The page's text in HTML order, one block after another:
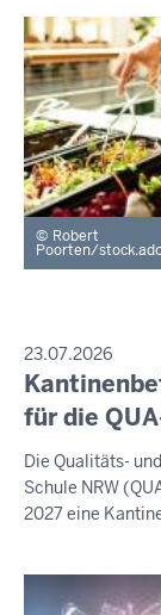
Robert
Poorten/
23.07.2026
Sonntag,
9.
2026
-
für die
Die Qualitäts-
Schule NRW
2027 eine